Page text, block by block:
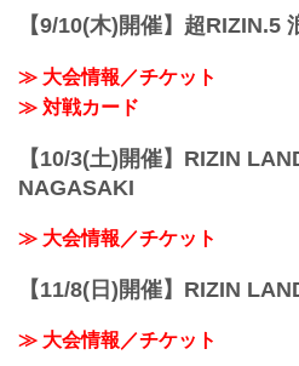
丸善イン
【9/10(木)開催】超RIZIN.5
≫ 大会情報／チケット
≫ 対戦カード
【10/3(土)開催】RIZIN
NAGASAKI
≫ 大会情報／チケット
【11/8(日)開催】RIZIN
≫ 大会情報／チケット